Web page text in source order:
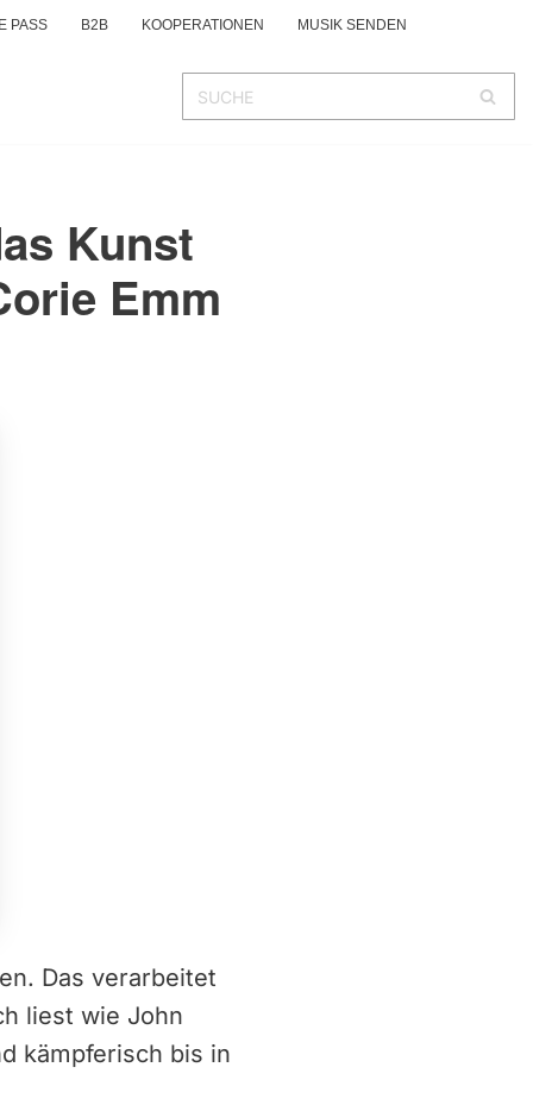
PASS B2B KOOPERATIONEN MUSIK SENDEN
Kunst
Emm
Das verarbeitet
liest wie John
kämpferisch bis in